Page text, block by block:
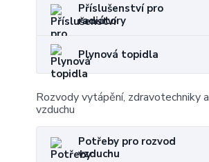
Příslušenství pro
radiátory
Plynová topidla
Rozvody vytápění, zdravotechniky a
vzduchu
Potřeby pro rozvod
vzduchu